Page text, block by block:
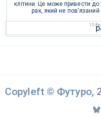
клітини. Це може привести до
рак, який не пов'язаний
15
Copyleft © Футуро,